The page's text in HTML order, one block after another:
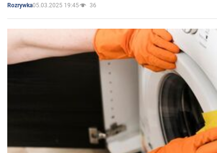
Rozrywka05.03.2025 19:45 36